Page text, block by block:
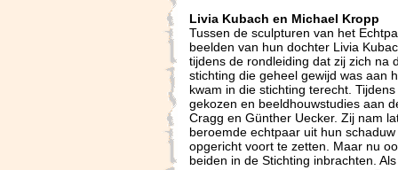
Livia Kubach en Michael Kropp
Tussen de sculpturen van het
beelden van hun dochter Livia
tijdens de rondleiding dat zij zich na
stichting die geheel gewijd was aan
kwam in die stichting terecht.
gekozen en beeldhouwstudies aan
Cragg en Günther Uecker. Zij nam
beroemde echtpaar uit hun
opgericht voort te zetten. Maar nu
beiden in de Stichting inbrachten.